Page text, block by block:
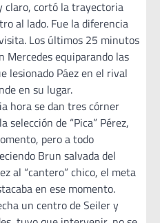
claro, cortó la trayectoria
al lado. Fue la diferencia
Los últimos 25 minutos
Mercedes equiparando las
lesionado Páez en el rival
en su lugar.
hora se dan tres córner
selección de “Pica” Pérez,
pero a todo
Brun salvada del
al “cantero” chico, el meta
en ese momento.
un centro de Seiler y